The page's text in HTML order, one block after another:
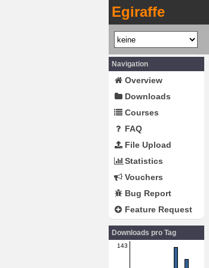
Egiraffe
Navigation
Overview
Downloads
Courses
FAQ
File Upload
Statistics
Vouchers
Bug Report
Feature Request
Downloads pro Tag
143